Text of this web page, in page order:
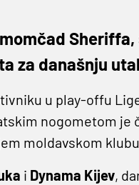
za današnju
u play-offu
nogometom je
moldavskom
i Dynama Kijev,